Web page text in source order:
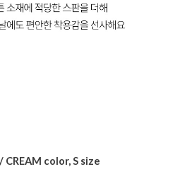
CREAM color, S size